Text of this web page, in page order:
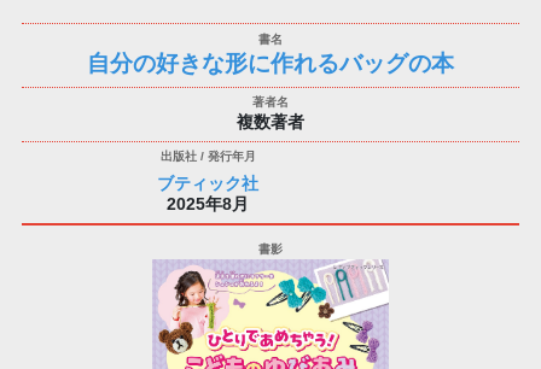
自分の好きな形に作れるバッグの本
複数著者
ブティック社
2025年8月